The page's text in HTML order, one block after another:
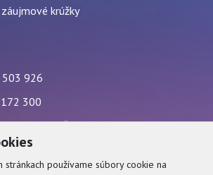
stránkach používame súbory cookie na
krúžky
503 926
300
595 / počas stránkových hodín
437